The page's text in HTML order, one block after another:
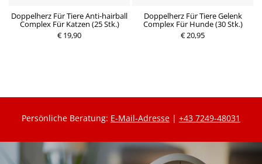
Doppelherz Für Tiere Anti-hairball
Complex Für Katzen (25 Stk.)
€ 19,90
Doppelherz Für Tiere Gelenk
Complex Für Hunde (30 Stk.)
€ 20,95
Persönliche Beratung: E-Mail-Adresse | +43 7249-48031